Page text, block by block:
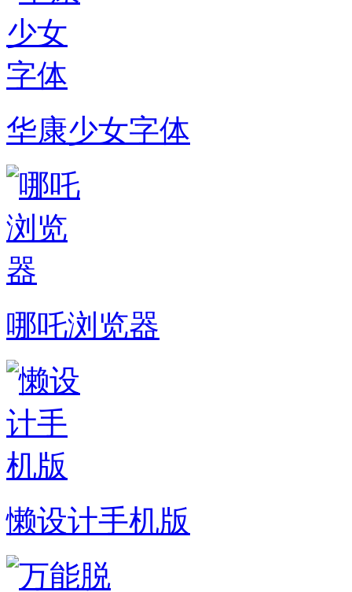
华康少女字体
哪吒浏览器
懒设计手机版